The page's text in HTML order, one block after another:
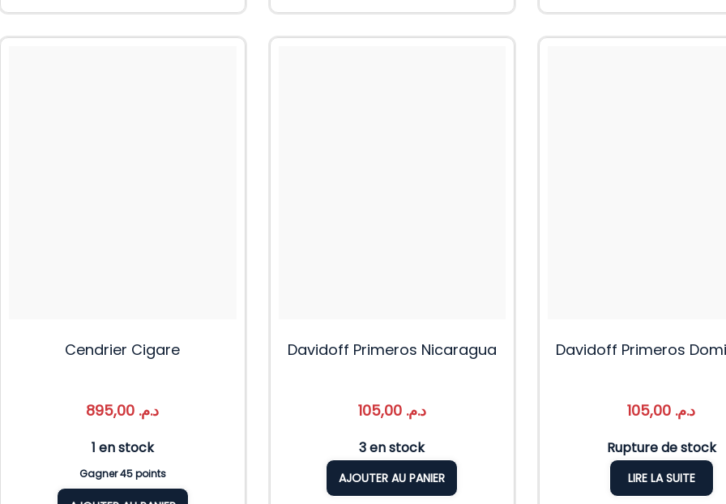
Cendrier Cigare
د.م.
1 en stock
Gagner 45 points
Davidoff Primeros Nicaragua
د.م. 105,00
3 en stock
AJOUTER AU PANIER
Davidoff Primeros
د.م.
Rupture de stock
LIRE LA SUITE